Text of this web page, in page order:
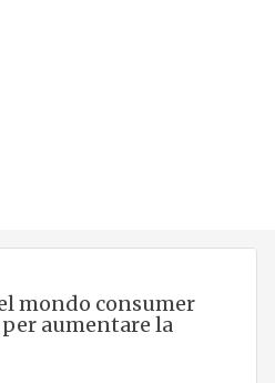
mondo consumer
aumentare la